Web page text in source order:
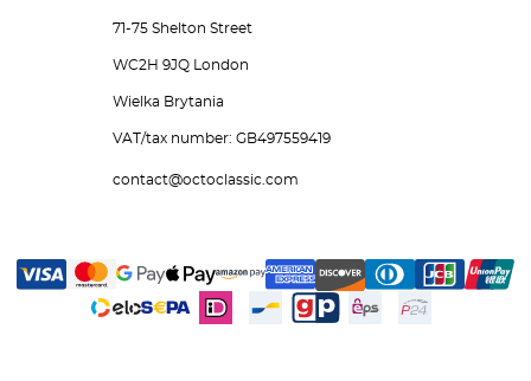
71-75 Shelton Street
WC2H 9JQ London
Wielka Brytania
VAT/tax number: GB497559419
contact@octoclassic.com